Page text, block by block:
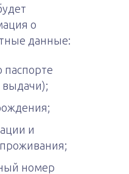
о
данные:
выдачи);
и
номер